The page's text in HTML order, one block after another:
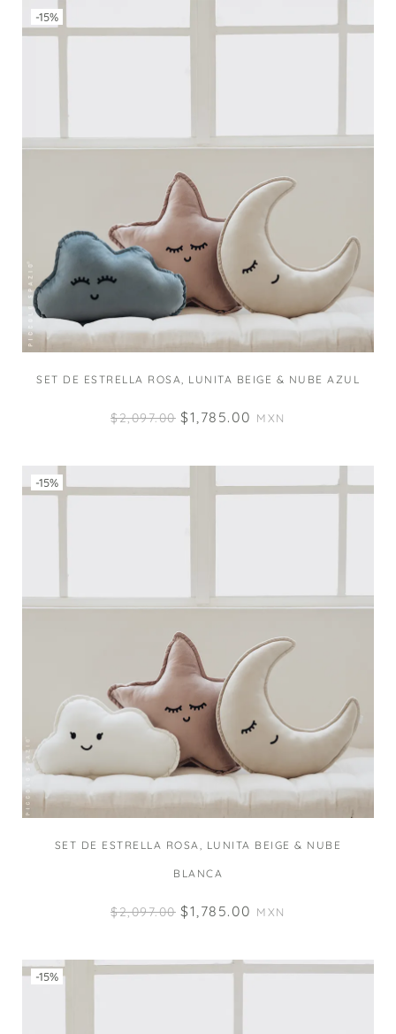
-15%
SET DE ESTRELLA ROSA, LUNITA BEIGE & NUBE AZUL
$2,097.00 $1,785.00 MXN
-15%
SET DE ESTRELLA ROSA, LUNITA BEIGE & NUBE
BLANCA
$2,097.00 $1,785.00 MXN
-15%